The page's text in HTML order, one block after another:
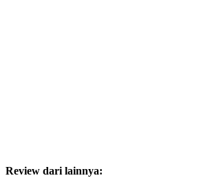
Review dari lainnya: